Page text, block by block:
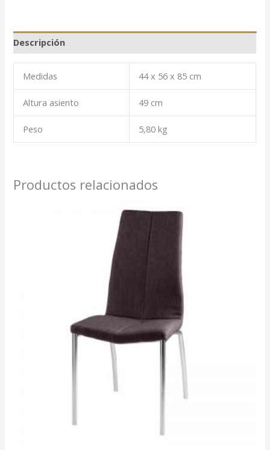
Descripción
Medidas 44 x 56 x 85 cm
Altura asiento 49 cm
Peso 5,80 kg
Productos relacionados